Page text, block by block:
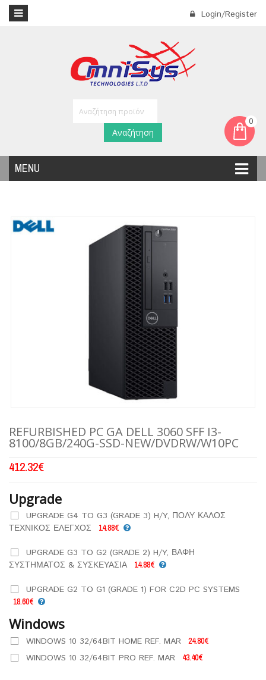
Login/Register
0
MENU
Αναζήτηση
REFURBISHED PC GA DELL 3060 SFF I3-
8100/8GB/240G-SSD-NEW/DVDRW/W10PC
412.32€
Upgrade
UPGRADE G4 TO G3 (GRADE 3) H/Y, ΠΟΛΥ ΚΑΛΟΣ
ΤΕΧΝΙΚΟΣ ΕΛΕΓΧΟΣ
14.88€
UPGRADE G3 TO G2 (GRADE 2) H/Y, ΒΑΦΗ
ΣΥΣΤΗΜΑΤΟΣ & ΣΥΣΚΕΥΑΣΙΑ
14.88€
UPGRADE G2 TO G1 (GRADE 1) FOR C2D PC SYSTEMS
18.60€
Windows
WINDOWS 10 32/64BIT HOME REF. MAR 24.80€
WINDOWS 10 32/64BIT PRO REF. MAR 43.40€